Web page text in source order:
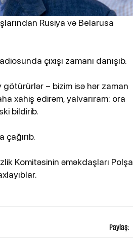
Rusiya və Belarusa
çıxışı zamanı danışıb.
götürürlər – bizim isə hər zaman
xahiş edirəm, yalvarıram: ora
bildirib.
çağırıb.
Komitəsinin əməkdaşları Polşa
Paylaş: